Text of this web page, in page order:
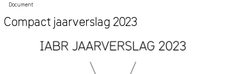
Document
Compact jaarverslag 2023